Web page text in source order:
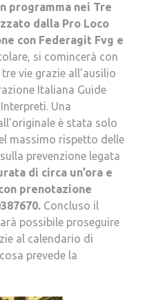
programma nei Tre
dalla Pro Loco
con Federagit Fvg e
si comincerà con
vie grazie all’ausilio
Italiana Guide
Una
è stata solo
massimo rispetto delle
prevenzione legata
di circa un’ora e
prenotazione
Concluso il
possibile proseguire
al calendario di
prevede la